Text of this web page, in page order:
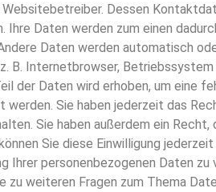
Dessen
Daten werden zum einen
Daten werden automatisch
B. Internetbrowser,
der Daten wird erhoben, um eine
werden. Sie haben jederzeit das
Sie haben außerdem ein
Sie diese Einwilligung
Ihrer personenbezogenen Daten
zu weiteren Fragen zum Thema